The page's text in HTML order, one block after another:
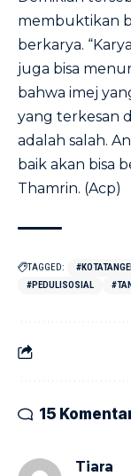
membuktikan
berkarya.
juga bisa
bahwa imej
yang terkesan
adalah salah.
baik akan bisa
Thamrin. (Acp)
TAGGED:
#PEDULISOSIAL
15
Tiara